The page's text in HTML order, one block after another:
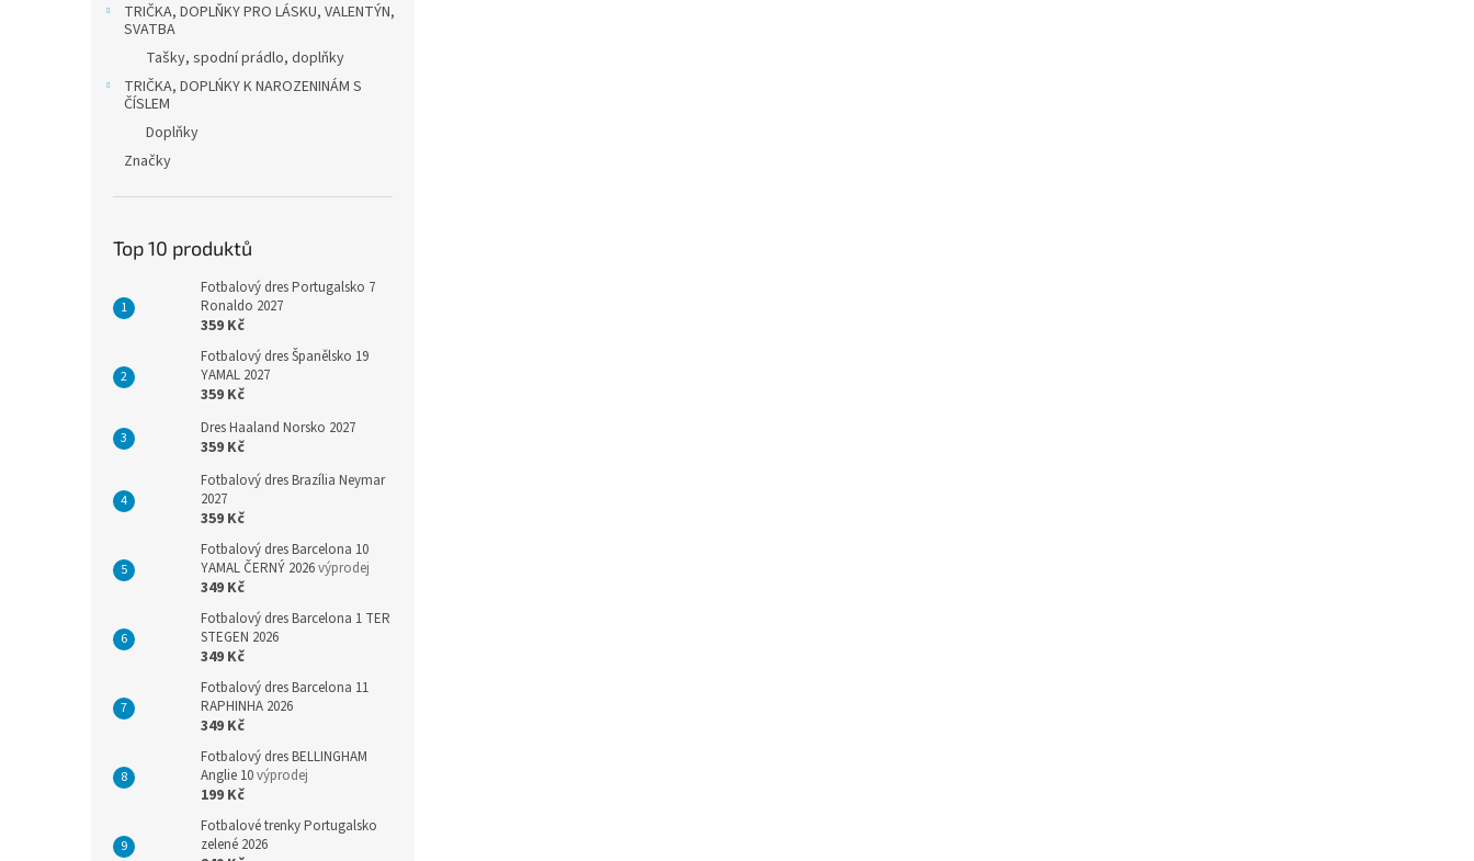
TRIČKA, DOPLŇKY PRO LÁSKU, VALENTÝN,
SVATBA
Tašky, spodní prádlo, doplňky
TRIČKA, DOPLŃKY K NAROZENINÁM S
ČÍSLEM
Doplňky
Značky
Top 10 produktů
Fotbalový dres Portugalsko 7
Ronaldo 2027
359 Kč
Fotbalový dres Španělsko 19
YAMAL 2027
359 Kč
Dres Haaland Norsko 2027
359 Kč
Fotbalový dres Brazília Neymar
2027
359 Kč
Fotbalový dres Barcelona 10
YAMAL ČERNÝ 2026výprodej
349 Kč
Fotbalový dres Barcelona 1 TER
STEGEN 2026
349 Kč
Fotbalový dres Barcelona 11
RAPHINHA 2026
349 Kč
Fotbalový dres BELLINGHAM
Anglie 10výprodej
199 Kč
Fotbalové trenky Portugalsko
zelené 2026